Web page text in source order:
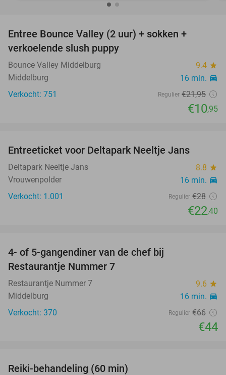
Entree Bounce Valley (2 uur) + sokken +
verkoelende slush puppy
Bounce Valley Middelburg 9.4 star
Middelburg 16 min. directions_car
Verkocht: 751 Regulier €21,95
€10,95
Entreeticket voor Deltapark Neeltje Jans
Deltapark Neeltje Jans 8.8 star
Vrouwenpolder 16 min. directions_car
Verkocht: 1.001 Regulier €28
€22,40
4- of 5-gangendiner van de chef bij
Restaurantje Nummer 7
Restaurantje Nummer 7 9.6 star
Middelburg 16 min. directions_car
Verkocht: 370 Regulier €66
€44
Reiki-behandeling (60 min)